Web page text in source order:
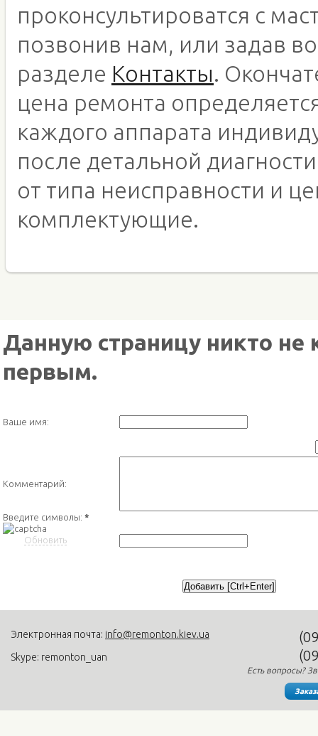
проконсультироватся с
позвонив нам, или задав
разделе Контакты.
цена ремонта
каждого аппарата
после детальной
от типа неисправности и
комплектующие.
Данную страницу никто
первым.
Ваше имя:
Комментарий:
Введите символы: *
Обновить
Электронная почта: info@remonton.kiev.ua
Skype: remonton_uan
Есть вопросы?